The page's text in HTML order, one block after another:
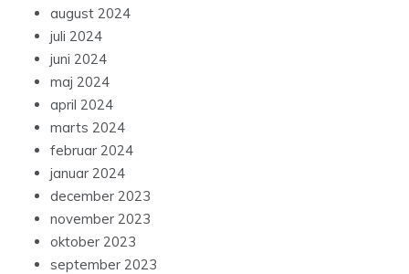
august 2024
juli 2024
juni 2024
maj 2024
april 2024
marts 2024
februar 2024
januar 2024
december 2023
november 2023
oktober 2023
september 2023